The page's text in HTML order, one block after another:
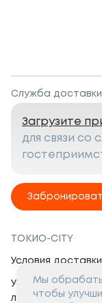
Служба доставки
Загрузите
для связи со
ТОКИО-CITY
Условия доставки
Условия
лояльности
Мы
чтобы